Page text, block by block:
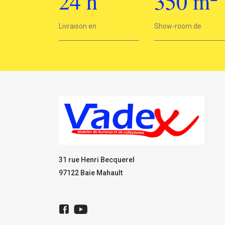
Livraison en Show-room de
31 rue Henri Becquerel
97122 Baie Mahault